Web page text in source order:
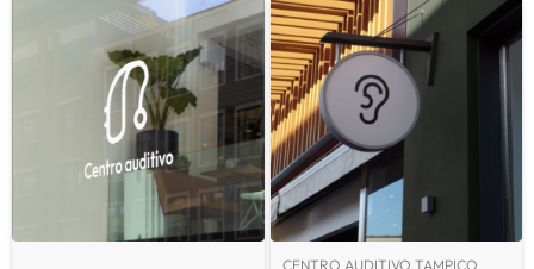
CENTRO AUDITIVO TAMPICO